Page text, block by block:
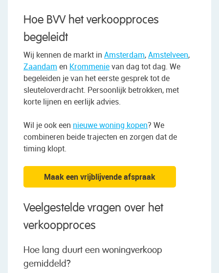
Hoe BVV het verkoopproces
begeleidt
Wij kennen de markt in Amsterdam,Amstelveen,
Zaandam en Krommenievan dag tot dag. We
begeleiden je van het eerste gesprek tot de
sleuteloverdracht. Persoonlijk betrokken, met
korte lijnen en eerlijk advies.
Wil je ook een nieuwe woning kopen? We
combineren beide trajecten en zorgen dat de
timing klopt.
Maak een vrijblijvende afspraak
Veelgestelde vragen over het
verkoopproces
Hoe lang duurt een woningverkoop
gemiddeld?